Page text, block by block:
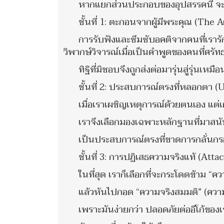
หากแยกส่วนประกอบของอุปสรรคนี้
ชั้นที่ 1: ตะกอนจากผู้มีพระคุณ (The
การรับฟังและซึมซับอคติจากคนที่เรา
วิพากษ์วิจารณ์เมื่อเป็นคำพูดของคนที่ศรัท
ทิฐิที่มิชอบจึงถูกส่งต่อมารุ่นสู่รุ่นเหมือ
ชั้นที่ 2: ประสบการณ์ตรงที่หลอกตา
เมื่อเราเผชิญเหตุการณ์ด้วยตนเอง แ
เราจึงเลือกมองเฉพาะหลักฐานที่มา
เป็นประสบการณ์ตรงที่ขาดการกลั่นก
ชั้นที่ 3: การปฏิเสธความจริงแท้
ในที่สุด เราก็เลือกที่จะกระโดดข้าม “ค
แล้วหันไปกอด “ความจริงสมมติ” (ควา
เพราะมันง่ายกว่า ปลอดภัยต่ออีโก้ของ